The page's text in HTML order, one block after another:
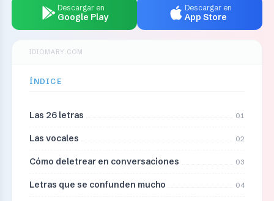
Descargar en
Google Play
Descargar en
App Store
IDIOMARY.COM
ÍNDICE
Las 26 letras 01
Las vocales 02
Cómo deletrear en conversaciones 03
Letras que se confunden mucho 04